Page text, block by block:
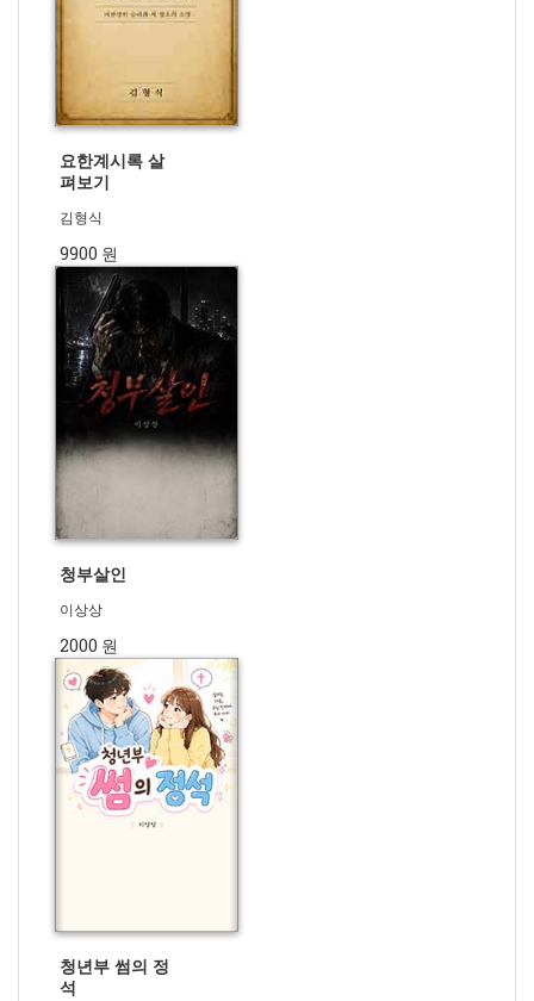
요한계시록 살
펴보기
김형식
9900 원
청부살인
이상상
2000 원
청년부 썸의 정
석